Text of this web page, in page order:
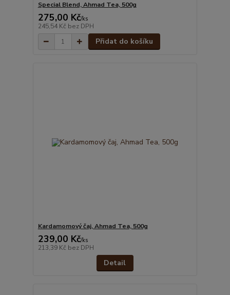
Special Blend, Ahmad Tea, 500g
275,00 Kč/ks
245,54 Kč bez DPH
Přidat do košíku
Kardamomový čaj, Ahmad Tea, 500g
239,00 Kč/ks
213,39 Kč bez DPH
Detail